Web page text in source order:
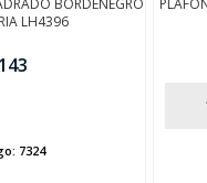
BORDENEGRO
LH4396
143
7324